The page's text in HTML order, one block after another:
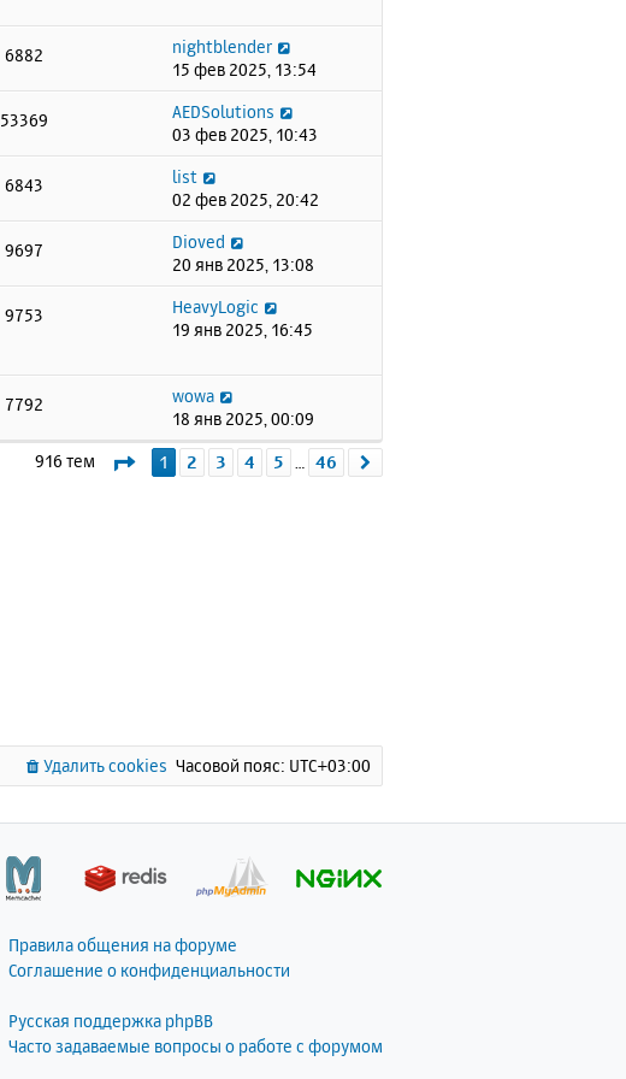
6882
nightblender
15 фев 2025, 13:54
53369
AEDSolutions
03 фев 2025, 10:43
6843
list
02 фев 2025, 20:42
9697
Dioved
20 янв 2025, 13:08
9753
HeavyLogic
19 янв 2025, 16:45
7792
wowa
18 янв 2025, 00:09
916 тем Страница1 из 46
1 2 3 4 5 … 46
Часовой пояс: UTC+03:00
Удалить cookies
Правила общения на форуме
Соглашение о конфиденциальности
Русская поддержка phpBB
Часто задаваемые вопросы о работе с форумом